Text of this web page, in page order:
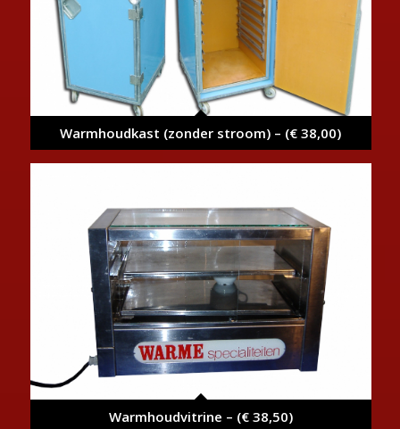
Warmhoudkast (zonder stroom) – (€ 38,00)
Warmhoudvitrine – (€ 38,50)